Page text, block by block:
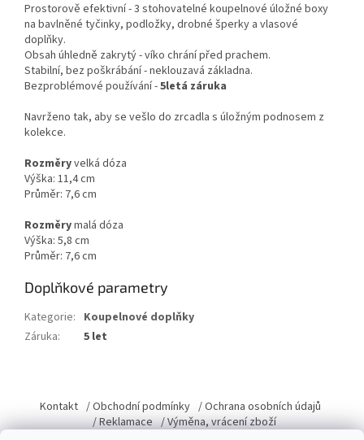
Prostorově efektivní - 3 stohovatelné koupelnové úložné boxy
na bavlněné tyčinky, podložky, drobné šperky a vlasové
doplňky.
Obsah úhledně zakrytý - víko chrání před prachem.
Stabilní, bez poškrábání - neklouzavá základna.
Bezproblémové používání -5letá záruka
Navrženo tak, aby se vešlo do zrcadla s úložným podnosem z
kolekce.
Rozměryvelká dóza
Výška: 11,4 cm
Průměr: 7,6 cm
Rozměrymalá dóza
Výška: 5,8 cm
Průměr: 7,6 cm
Doplňkové parametry
Kategorie: Koupelnové doplňky
Záruka: 5 let
p
Kontakt / Obchodní podmínky / Ochrana osobních údajů
/ Reklamace / Výměna, vrácení zboží